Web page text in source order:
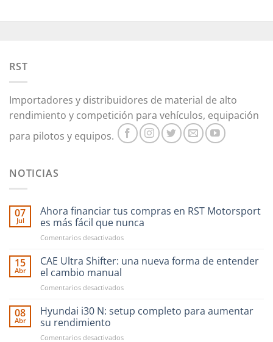
múltiples
opciones
elegir
en
página
RST
Importadores y distribuidores de material de alto
rendimiento y competición para vehículos, equipación
para pilotos y equipos.
NOTICIAS
07
Jul
Ahora financiar tus compras en RST Motorsport
es más fácil que nunca
Comentarios desactivadosen
financiar
tus
en
Motorsport
15
Abr
CAE Ultra Shifter: una nueva forma de entender
el cambio manual
Comentarios desactivadosen
Ultra
Shifter:
nueva
08
Abr
Hyundai i30 N: setup completo para aumentar
su rendimiento
Comentarios desactivadosen